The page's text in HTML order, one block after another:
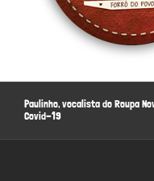
Paulinho, vocalista do Roupa
Covid-19